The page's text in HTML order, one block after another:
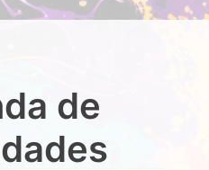
de